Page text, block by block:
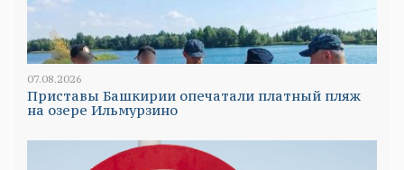
07.08.2026
Приставы Башкирии опечатали платный пляж
на озере Ильмурзино